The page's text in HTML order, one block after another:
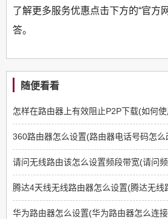
了解更多服务优惠点击下方的“官方
答。
随便看看
360路由器怎么设置(路由器电话号码怎么
请问无线路由该怎么设置频段带宽(请问
腾达4天线无线路由器怎么设置(腾达无线
华为路由器怎么设置(华为路由器怎么连